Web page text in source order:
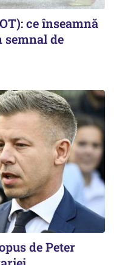
ce înseamnă
semnal de
de Peter